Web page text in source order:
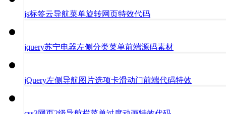
js标签云导航菜单旋转网页特效代码
jquery苏宁电器左侧分类菜单前端源码素材
jQuery左侧导航图片选项卡滑动门前端代码特效